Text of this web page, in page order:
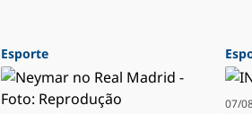
Esporte
07/